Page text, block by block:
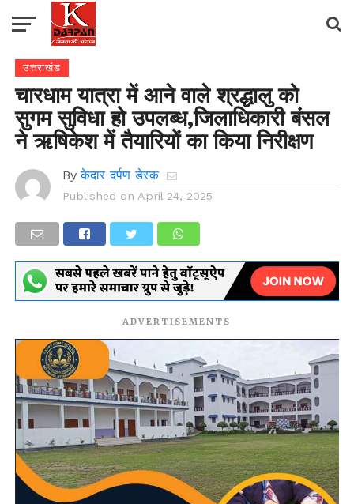
उत्तराखंड
चारधाम यात्रा में आने वाले श्रद्धालु को
सुगम सुविधा हो उपलब्ध,जिलाधिकारी बंसल
ने ऋषिकेश में तैयारियों का किया निरीक्षण
By केदार दर्पण डेस्क
Published on April 24, 2025
ADVERTISEMENTS